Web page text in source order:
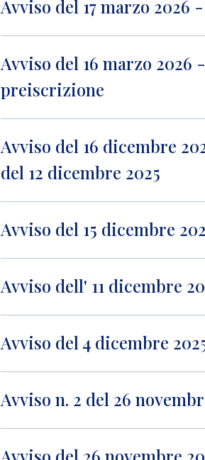
Avviso del 17 marzo
Avviso del 16 marzo
preiscrizione
Avviso del 16 dicembre
del 12 dicembre 2025
Avviso del 15 dicembre
Avviso dell' 11 dicembre
Avviso del 4 dicembre
Avviso n. 2 del 26